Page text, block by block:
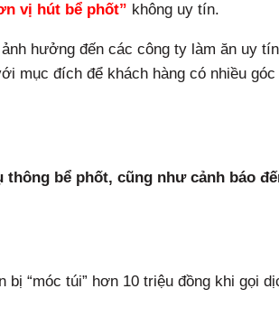
vị hút bể phốt” không uy tín.
hưởng đến các công ty làm ăn uy
mục đích để khách hàng có nhiều góc
bể phốt, cũng như cảnh báo
“móc túi” hơn 10 triệu đồng khi gọi